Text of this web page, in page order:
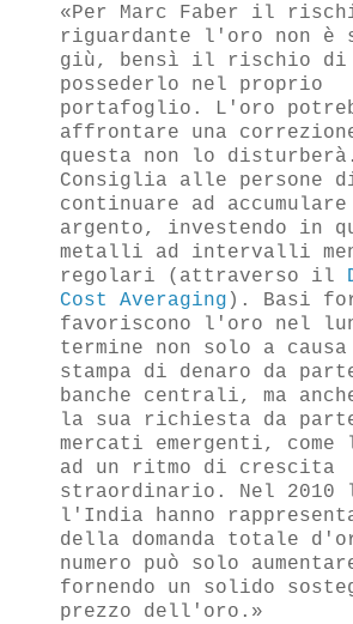
«Per Marc Faber il
riguardante l'oro non è
giù, bensì il rischio di
possederlo nel proprio
portafoglio. L'oro
affrontare una
questa non lo disturberà.
Consiglia alle persone
continuare ad
argento, investendo in
metalli ad intervalli
regolari (attraverso il
Cost Averaging ). Basi
favoriscono l'oro nel
termine non solo a
stampa di denaro da
banche centrali, ma
la sua richiesta da
mercati emergenti,
ad un ritmo di crescita
straordinario. Nel 2010
l'India hanno
della domanda totale
numero può solo
fornendo un solido
prezzo dell'oro.»